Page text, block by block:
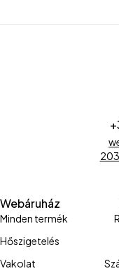
Webáruház
Minden termék
Hőszigetelés
Vakolat